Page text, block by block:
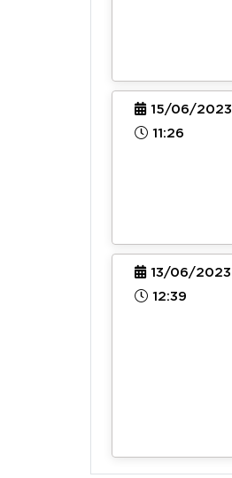
15/06/2023
11:26
13/06/2023
12:39